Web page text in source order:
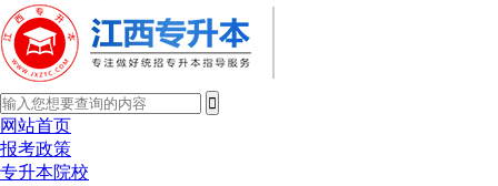
网站首页
报考政策
专升本院校